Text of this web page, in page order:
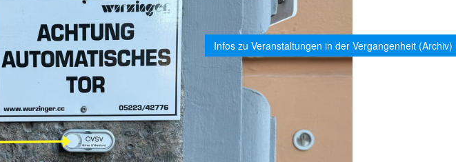
Infos zu Veranstaltungen in der Vergangenheit (Archiv)